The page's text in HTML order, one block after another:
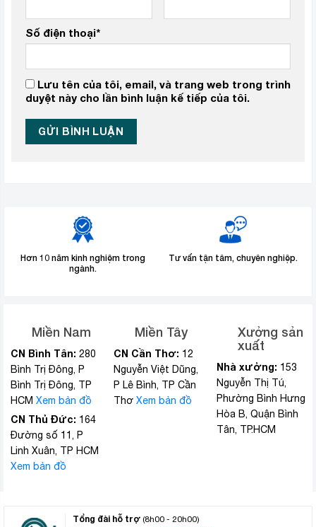
Số điện thoại*
Lưu tên của tôi, email, và trang web trong trình
duyệt này cho lần bình luận kế tiếp của tôi.
Hơn 10 năm kinh nghiệm trong
ngành.
Tư vấn tận tâm, chuyên nghiệp.
Miền Nam
CN Bình Tân: 280
Bình Trị Đông, P
Bình Trị Đông, TP
HCM Xem bản đồ
CN Thủ Đức: 164
Đường số 11, P
Linh Xuân, TP HCM
Xem bản đồ
Miền Tây
CN Cần Thơ: 12
Nguyễn Việt Dũng,
P Lê Bình, TP Cần
Thơ Xem bản đồ
Xưởng sản
xuất
Nhà xưởng: 153
Nguyễn Thị Tú,
Phường Bình Hưng
Hòa B, Quận Bình
Tân, TP.HCM
Tổng đài hỗ trợ (8h00 - 20h00)